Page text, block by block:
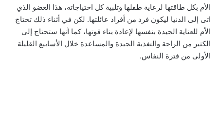
الأم بكل طاقتها لرعاية طفلها وتلبية كل احتياجاته، هذا العضو الذي
اتى إلى الدنيا ليكون فرد من أفراد عائلتها. لكن في أثناء ذلك تحتاج
الأم للعناية الجيدة بنفسها لإعادة بناء قوتها، كما أنها ستحتاج إلى
الكثير من الراحة والتغذية الجيدة والمساعدة خلال الأسابيع القليلة
الأولى من فترة النفاس.